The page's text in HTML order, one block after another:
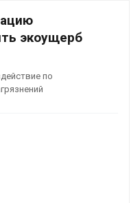
экоущерб
по